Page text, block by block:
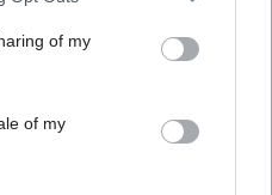
behaviour. You may click to
and its third-party tags to
purposes in below Google
of my
of my
strecha nemá tepelnú
vytvoriť opačné poradie
krytinu pridáme
posypom. S
sa neodporúča použiť